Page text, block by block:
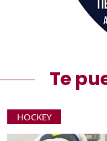
Te
HOCKEY